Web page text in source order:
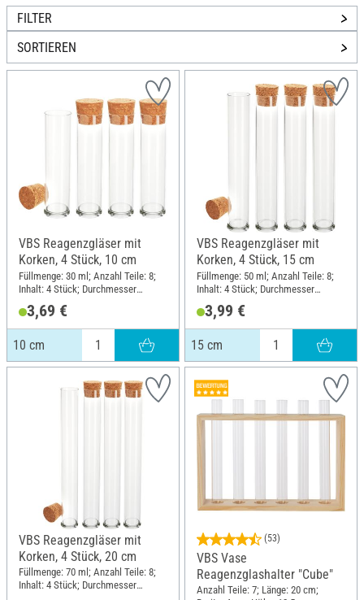
FILTER
SORTIEREN
VBS Reagenzgläser mit
Korken, 4 Stück, 10 cm
Füllmenge: 30 ml; Anzahl Teile: 8;
Inhalt: 4 Stück; Durchmesser
Material: Glas, Kork
3,69 €
10 cm
VBS Reagenzgläser mit
Korken, 4 Stück, 15 cm
Füllmenge: 50 ml; Anzahl Teile: 8;
Inhalt: 4 Stück; Durchmesser
Material: Glas, Kork
3,99 €
15 cm
VBS Reagenzgläser mit
Korken, 4 Stück, 20 cm
Füllmenge: 70 ml; Anzahl Teile: 8;
Inhalt: 4 Stück; Durchmesser
(53)
VBS Vase
Reagenzglashalter "Cube"
Anzahl Teile: 7; Länge: 20 cm;